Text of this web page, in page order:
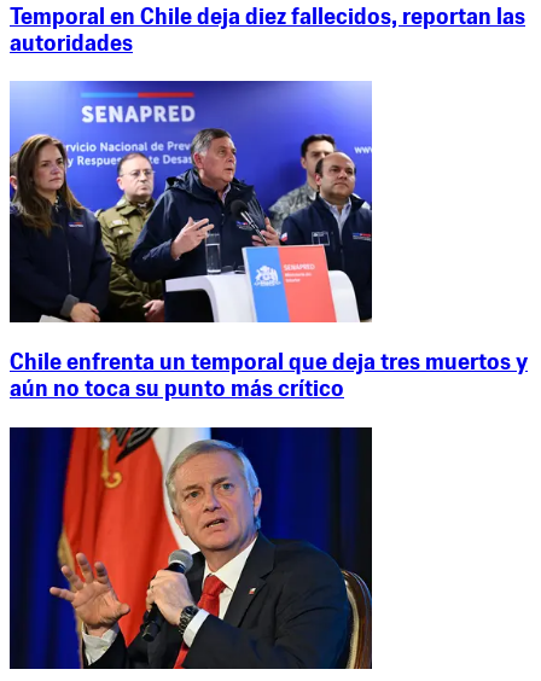
Temporal en Chile deja diez fallecidos, reportan las
autoridades
Chile enfrenta un temporal que deja tres muertos y
aún no toca su punto más crítico